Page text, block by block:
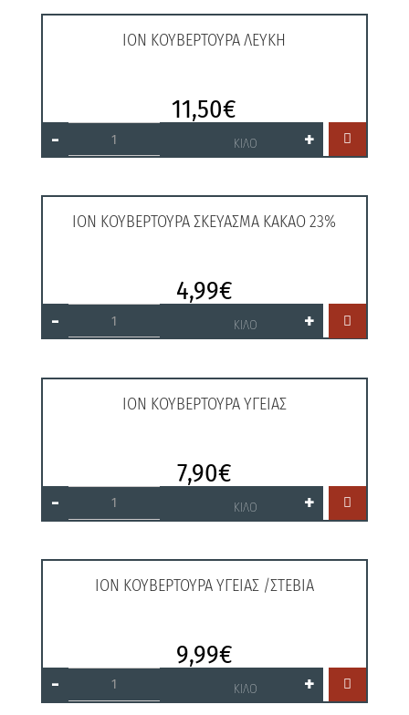
ΙΟΝ ΚΟΥΒΕΡΤΟΥΡΑ ΛΕΥΚΗ
11,50€
-
ΙΟΝ
ΚΟΥΒΕΡΤΟΥΡΑ
ΛΕΥΚΗ
+
ΚΙΛΟ 
ΙΟΝ ΚΟΥΒΕΡΤΟΥΡΑ ΣΚΕΥΑΣΜΑ KAKAO 23%
4,99€
-
ΙΟΝ
ΚΟΥΒΕΡΤΟΥΡΑ
ΣΚΕΥΑΣΜΑ
+
ΚΙΛΟ 
ΙΟΝ ΚΟΥΒΕΡΤΟΥΡΑ ΥΓΕΙΑΣ
7,90€
-
ΙΟΝ
ΚΟΥΒΕΡΤΟΥΡΑ
ΥΓΕΙΑΣ
+
ΚΙΛΟ 
ΙΟΝ ΚΟΥΒΕΡΤΟΥΡΑ ΥΓΕΙΑΣ /ΣΤΕΒΙΑ
9,99€
-
ΙΟΝ
ΚΟΥΒΕΡΤΟΥΡΑ
ΥΓΕΙΑΣ
+
ΚΙΛΟ 